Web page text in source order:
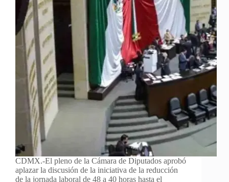
CDMX.-El pleno de la Cámara de Diputados aprobó
aplazar la discusión de la iniciativa de la reducción
de la jornada laboral de 48 a 40 horas hasta el